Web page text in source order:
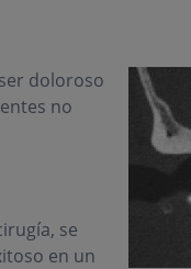
doloroso
no
se
en un